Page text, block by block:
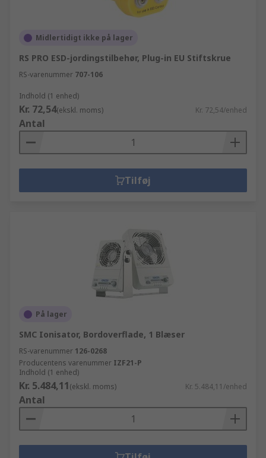
Midlertidigt ikke på lager
RS PRO ESD-jordingstilbehør, Plug-in EU Stiftskrue
RS-varenummer 707-106
Indhold (1 enhed)
Kr. 72,54(ekskl. moms) Kr. 72,54/enhed
Antal
Tilføj
På lager
SMC Ionisator, Bordoverflade, 1 Blæser
RS-varenummer 126-0268
Producentens varenummer IZF21-P
Indhold (1 enhed)
Kr. 5.484,11(ekskl. moms) Kr. 5.484,11/enhed
Antal